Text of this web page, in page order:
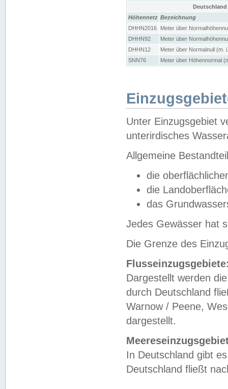
Höhennetz Bezeichnung
DHHN2016
Meter über
DHHN92
Meter über
DHHN12
Meter über Normalnull (m.
SNN76
Meter über Höhennormal
Unter Einzugsgebiet
unterirdisches
Allgemeine
die
die
das
Jedes Gewässer hat
Die Grenze des
Dargestellt werden
durch Deutschland
Warnow / Peene,
dargestellt.
In Deutschland gibt
Deutschland fließt